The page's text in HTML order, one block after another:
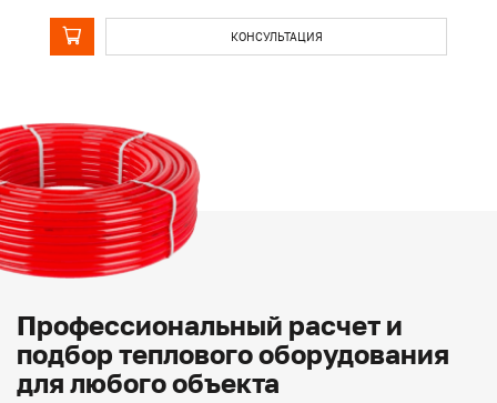
КОНСУЛЬТАЦИЯ
Профессиональный расчет и
подбор теплового оборудования
для любого объекта